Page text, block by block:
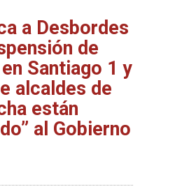
a Desbordes
de
Santiago 1 y
alcaldes de
están
al Gobierno